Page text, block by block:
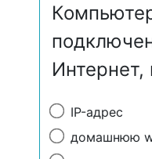
Интернет,
IP-адрес
домашнюю